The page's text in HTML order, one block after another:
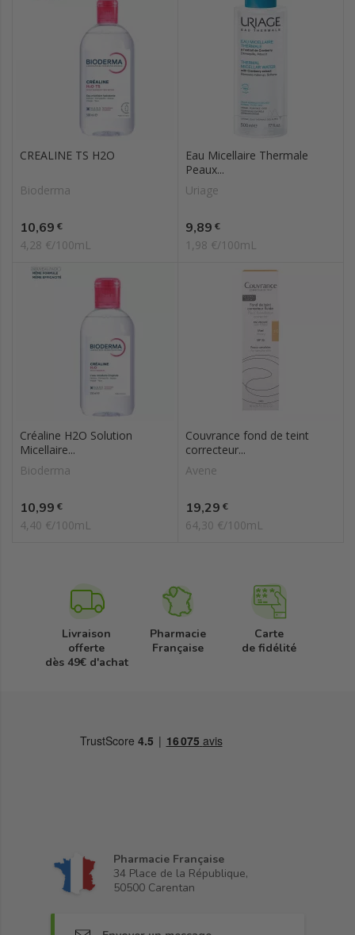
CREALINE TS H2O
Bioderma
Prix
10,69 €
4,28 €/100mL
Eau Micellaire Thermale
Peaux...
Uriage
Prix
9,89 €
1,98 €/100mL
Créaline H2O Solution
Micellaire...
Bioderma
Prix
10,99 €
4,40 €/100mL
Couvrance fond de teint
correcteur...
Avene
Prix
19,29 €
64,30 €/100mL
Livraison
offerte
dès 49€ d'achat
Pharmacie
Française
Carte
de fidélité
Pharmacie Française
34 Place de la République,
50500 Carentan